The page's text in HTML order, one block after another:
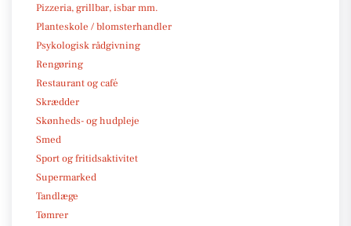
Pizzeria, grillbar, isbar mm.
Planteskole / blomsterhandler
Psykologisk rådgivning
Rengøring
Restaurant og café
Skrædder
Skønheds- og hudpleje
Smed
Sport og fritidsaktivitet
Supermarked
Tandlæge
Tømrer